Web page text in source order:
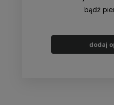
bądź
dodaj